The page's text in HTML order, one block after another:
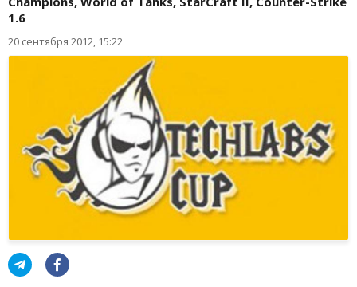
1.6
20 сентября 2012, 15:22